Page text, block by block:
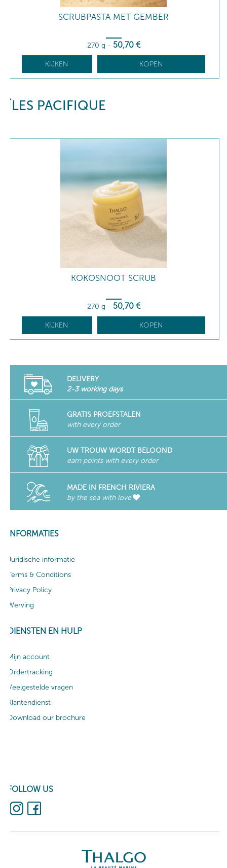
SCRUBPASTA MET GEMBER
270 g - 50,70 €
KIJKEN KOPEN
ÎLES PACIFIQUE
KOKOSNOOT SCRUB
270 g - 50,70 €
KIJKEN KOPEN
DELIVERY
2-3 working days
GRATIS PROEFSTALEN
with every order
UW TROUW WORDT BELOOND
earn points with every order
MADE IN FRENCH RIVIERA
by the sea with love
INFORMATIES
Juridische informatie
Terms & Conditions
Privacy Policy
Werving
DIENSTEN EN HULP
Mijn account
Ordertracking
Veelgestelde vragen
Klantendienst
Download our brochure
FOLLOW US